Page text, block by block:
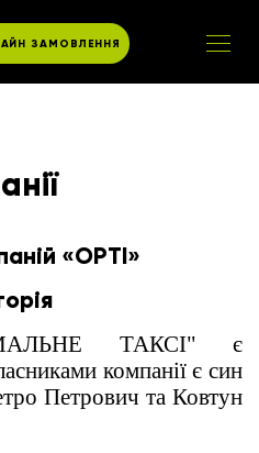
ЗАМОВЛЕННЯ
«OPTI»
ТАКСІ" є
компанії є син
Петрович та Ковтун